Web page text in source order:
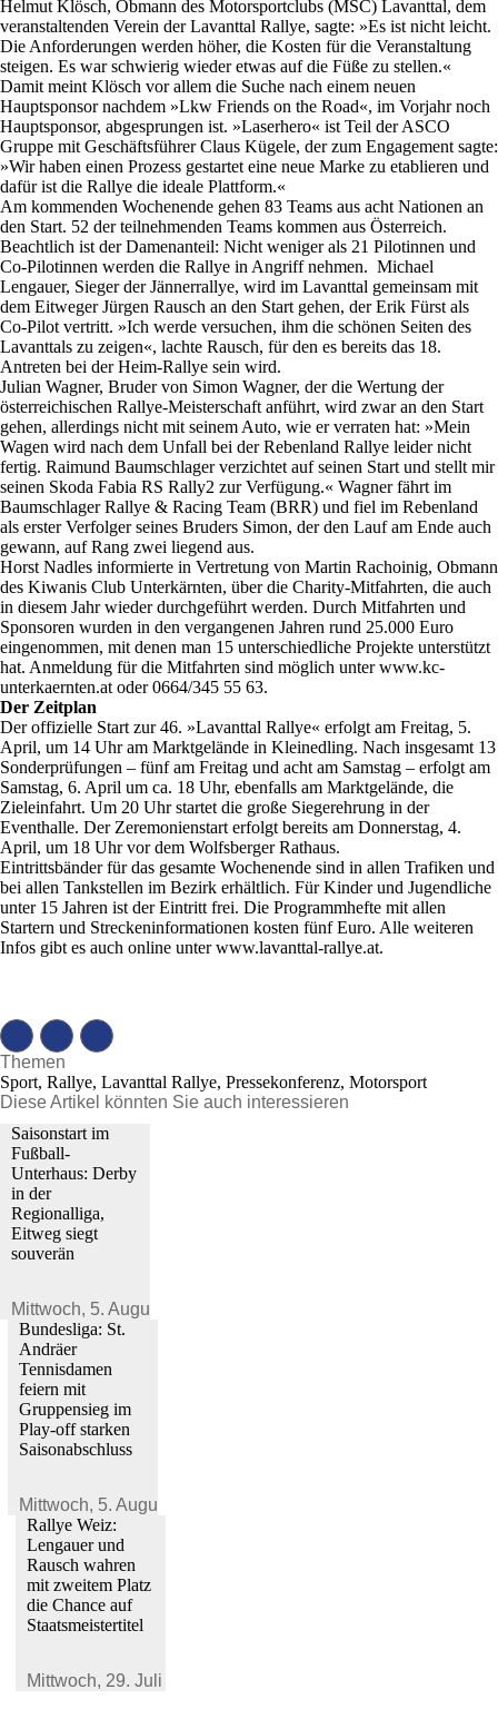
Helmut Klösch, Obmann des Motorsportclubs (MSC) Lavanttal, dem
veranstaltenden Verein der Lavanttal Rallye, sagte: »Es ist nicht leicht.
Die Anforderungen werden höher, die Kosten für die Veranstaltung
steigen. Es war schwierig wieder etwas auf die Füße zu stellen.«
Damit meint Klösch vor allem die Suche nach einem neuen
Hauptsponsor nachdem »Lkw Friends on the Road«, im Vorjahr noch
Hauptsponsor, abgesprungen ist. »Laserhero« ist Teil der ASCO
Gruppe mit Geschäftsführer Claus Kügele, der zum Engagement sagte:
»Wir haben einen Prozess gestartet eine neue Marke zu etablieren und
dafür ist die Rallye die ideale Plattform.«
Am kommenden Wochenende gehen 83 Teams aus acht Nationen an
den Start. 52 der teilnehmenden Teams kommen aus Österreich.
Beachtlich ist der Damenanteil: Nicht weniger als 21 Pilotinnen und
Co-Pilotinnen werden die Rallye in Angriff nehmen. Michael
Lengauer, Sieger der Jännerrallye, wird im Lavanttal gemeinsam mit
dem Eitweger Jürgen Rausch an den Start gehen, der Erik Fürst als
Co-Pilot vertritt. »Ich werde versuchen, ihm die schönen Seiten des
Lavanttals zu zeigen«, lachte Rausch, für den es bereits das 18.
Antreten bei der Heim-Rallye sein wird.
Julian Wagner, Bruder von Simon Wagner, der die Wertung der
österreichischen Rallye-Meisterschaft anführt, wird zwar an den Start
gehen, allerdings nicht mit seinem Auto, wie er verraten hat: »Mein
Wagen wird nach dem Unfall bei der Rebenland Rallye leider nicht
fertig. Raimund Baumschlager verzichtet auf seinen Start und stellt mir
seinen Skoda Fabia RS Rally2 zur Verfügung.« Wagner fährt im
Baumschlager Rallye & Racing Team (BRR) und fiel im Rebenland
als erster Verfolger seines Bruders Simon, der den Lauf am Ende auch
gewann, auf Rang zwei liegend aus.
Horst Nadles informierte in Vertretung von Martin Rachoinig, Obmann
des Kiwanis Club Unterkärnten, über die Charity-Mitfahrten, die auch
in diesem Jahr wieder durchgeführt werden. Durch Mitfahrten und
Sponsoren wurden in den vergangenen Jahren rund 25.000 Euro
eingenommen, mit denen man 15 unterschiedliche Projekte unterstützt
hat. Anmeldung für die Mitfahrten sind möglich unter www.kc-
unterkaernten.at oder 0664/345 55 63.
Der Zeitplan
Der offizielle Start zur 46. »Lavanttal Rallye« erfolgt am Freitag, 5.
April, um 14 Uhr am Marktgelände in Kleinedling. Nach insgesamt 13
Sonderprüfungen – fünf am Freitag und acht am Samstag – erfolgt am
Samstag, 6. April um ca. 18 Uhr, ebenfalls am Marktgelände, die
Zieleinfahrt. Um 20 Uhr startet die große Siegerehrung in der
Eventhalle. Der Zeremonienstart erfolgt bereits am Donnerstag, 4.
April, um 18 Uhr vor dem Wolfsberger Rathaus.
Eintrittsbänder für das gesamte Wochenende sind in allen Trafiken und
bei allen Tankstellen im Bezirk erhältlich. Für Kinder und Jugendliche
unter 15 Jahren ist der Eintritt frei. Die Programmhefte mit allen
Startern und Streckeninformationen kosten fünf Euro. Alle weiteren
Infos gibt es auch online unter www.lavanttal-rallye.at.
Themen
Sport, Rallye, Lavanttal Rallye, Pressekonferenz, Motorsport
Diese Artikel könnten Sie auch interessieren
Saisonstart im
Fußball-
Unterhaus: Derby
in der
Regionalliga,
Eitweg siegt
souverän
Mittwoch, 5. August 2026
Bundesliga: St.
Andräer
Tennisdamen
feiern mit
Gruppensieg im
Play-off starken
Saisonabschluss
Mittwoch, 5. August 2026
Rallye Weiz:
Lengauer und
Rausch wahren
mit zweitem Platz
die Chance auf
Staatsmeistertitel
Mittwoch, 29. Juli 2026